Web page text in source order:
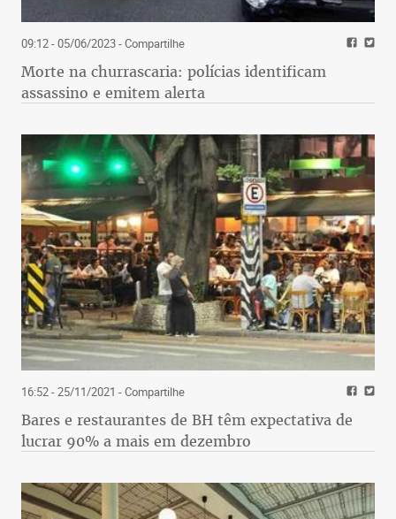
09:12 - 05/06/2023- Compartilhe
Morte na churrascaria: polícias identificam
assassino e emitem alerta
16:52 - 25/11/2021 - Compartilhe
Bares e restaurantes de BH têm expectativa de
lucrar 90% a mais em dezembro